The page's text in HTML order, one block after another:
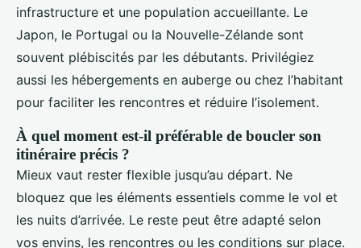
infrastructure et une population accueillante. Le
Japon, le Portugal ou la Nouvelle-Zélande sont
souvent plébiscités par les débutants. Privilégiez
aussi les hébergements en auberge ou chez l’habitant
pour faciliter les rencontres et réduire l’isolement.
À quel moment est-il préférable de boucler son
itinéraire précis ?
Mieux vaut rester flexible jusqu’au départ. Ne
bloquez que les éléments essentiels comme le vol et
les nuits d’arrivée. Le reste peut être adapté selon
vos envins, les rencontres ou les conditions sur place.